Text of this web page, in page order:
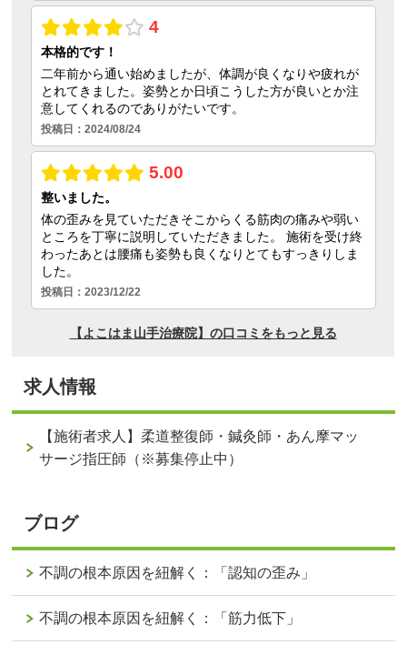
求人情報
【施術者求人】柔道整復師・鍼灸師・あん摩マッ
サージ指圧師（※募集停止中）
ブログ
不調の根本原因を紐解く：「認知の歪み」
不調の根本原因を紐解く：「筋力低下」